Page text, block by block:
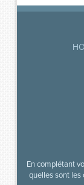
En complétant
quelles sont les